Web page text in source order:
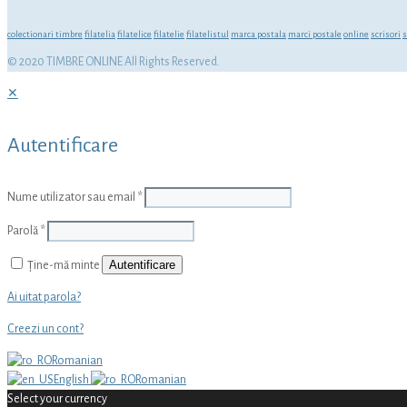
colectionari timbre filatelia filatelice filatelie filatelistul marca postala marci postale online scrisori
© 2020 TIMBRE ONLINE All Rights Reserved.
✕
Autentificare
Nume utilizator sau email *
Parolă *
Ține-mă minte Autentificare
Ai uitat parola?
Creezi un cont?
Romanian
English
Romanian
Select your currency